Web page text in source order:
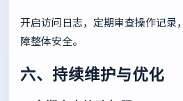
开启访问日志，定期审查操作记录
障整体安全。
六、持续维护与优化